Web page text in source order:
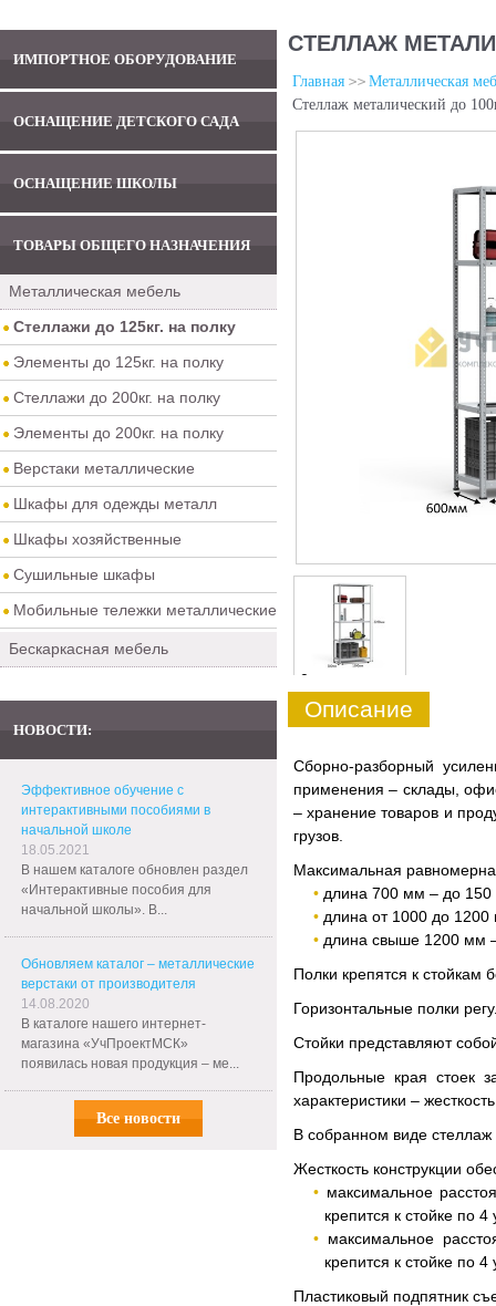
ИМПОРТНОЕ ОБОРУДОВАНИЕ
ОСНАЩЕНИЕ ДЕТСКОГО САДА
ОСНАЩЕНИЕ ШКОЛЫ
ТОВАРЫ ОБЩЕГО НАЗНАЧЕНИЯ
Металлическая мебель
Стеллажи до 125кг. на полку
Элементы до 125кг. на полку
Стеллажи до 200кг. на полку
Элементы до 200кг. на полку
Верстаки металлические
Шкафы для одежды металл
Шкафы хозяйственные
Сушильные шкафы
Мобильные тележки металлические
Бескаркасная мебель
НОВОСТИ:
Эффективное обучение с
интерактивными пособиями в
начальной школе
18.05.2021
В нашем каталоге обновлен раздел
«Интерактивные пособия для
начальной школы». В...
Обновляем каталог – металлические
верстаки от производителя
14.08.2020
В каталоге нашего интернет-
магазина «УчПроектМСК»
появилась новая продукция – ме...
Все новости
СТЕЛЛАЖ
Главная
Металлическая
Стеллаж металический до
0
Описание
Сборно-разборный
применения – склады,
– хранение товаров и
грузов.
Максимальная
длина 700 мм – до 150
длина от 1000 до 1200
длина свыше 1200 мм
Полки крепятся к
Горизонтальные полки
Стойки представляют
Продольные края стоек
характеристики –
В собранном виде стеллаж
Жесткость конструкции
максимальное
крепится к стойке по
максимальное
крепится к стойке по
Пластиковый подпятник